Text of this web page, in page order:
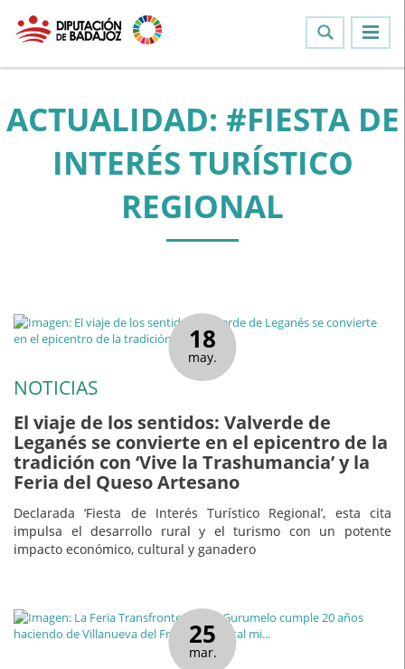
ACTUALIDAD: #FIESTA DE
INTERÉS TURÍSTICO
REGIONAL
18
may.
NOTICIAS
El viaje de los sentidos: Valverde de
Leganés se convierte en el epicentro de la
tradición con ‘Vive la Trashumancia’ y la
Feria del Queso Artesano
Declarada ‘Fiesta de Interés Turístico Regional’, esta cita
impulsa el desarrollo rural y el turismo con un potente
impacto económico, cultural y ganadero
25
mar.